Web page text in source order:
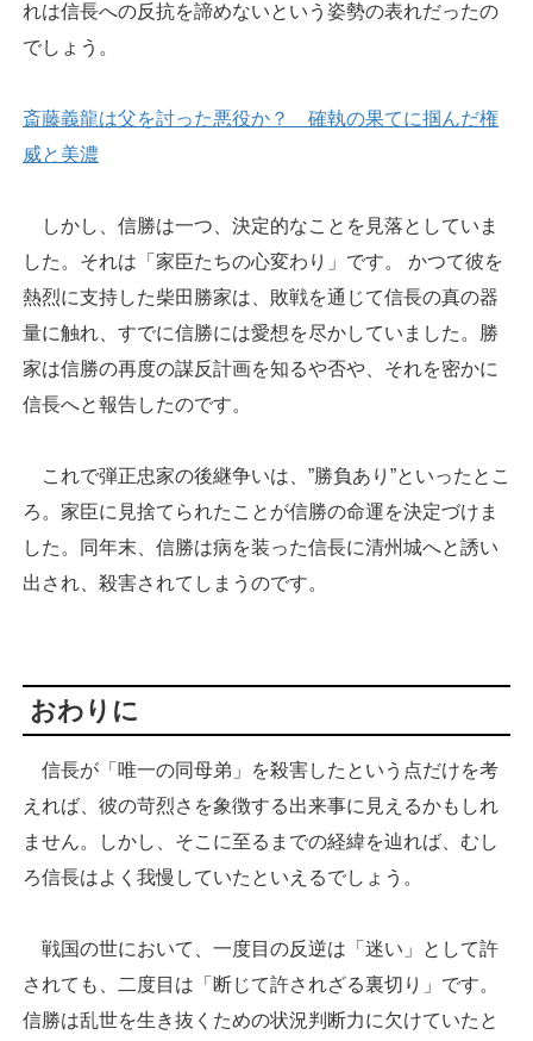
れは信長への反抗を諦めないという姿勢の表れだったの
でしょう。
斎藤義龍は父を討った悪役か？ 確執の果てに掴んだ権
威と美濃
しかし、信勝は一つ、決定的なことを見落としていま
した。それは「家臣たちの心変わり」です。 かつて彼を
熱烈に支持した柴田勝家は、敗戦を通じて信長の真の器
量に触れ、すでに信勝には愛想を尽かしていました。勝
家は信勝の再度の謀反計画を知るや否や、それを密かに
信長へと報告したのです。
これで弾正忠家の後継争いは、”勝負あり”といったとこ
ろ。家臣に見捨てられたことが信勝の命運を決定づけま
した。同年末、信勝は病を装った信長に清州城へと誘い
出され、殺害されてしまうのです。
おわりに
信長が「唯一の同母弟」を殺害したという点だけを考
えれば、彼の苛烈さを象徴する出来事に見えるかもしれ
ません。しかし、そこに至るまでの経緯を辿れば、むし
ろ信長はよく我慢していたといえるでしょう。
戦国の世において、一度目の反逆は「迷い」として許
されても、二度目は「断じて許されざる裏切り」です。
信勝は乱世を生き抜くための状況判断力に欠けていたと